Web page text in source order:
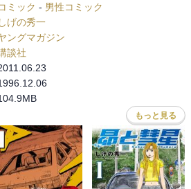
込むって、失礼。
しょ、も昭和だなぁ。
ドライバーだと知ったら終わりって
なかったんだろうとしか思えない。
らないプライドでは。
のは、若いからなのだろうか。
いのに、自分より運転が上手いと凹む
ミック - 男性コミック
しげの秀一
ングマガジン
談社
もっと見る